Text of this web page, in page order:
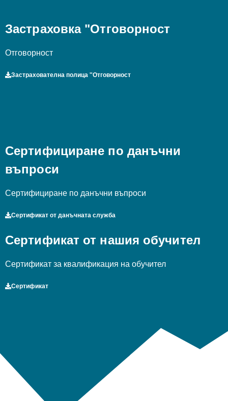
Застраховка "Отговорност
Отговорност
Застрахователна полица "Отговорност
Сертифициране по данъчни
въпроси
Сертифициране по данъчни въпроси
Сертификат от данъчната служба
Сертификат от нашия обучител
Сертификат за квалификация на обучител
Сертификат